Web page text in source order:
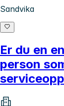
Sandvika
Er du en
person